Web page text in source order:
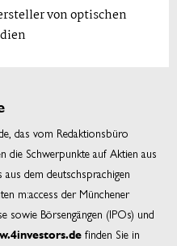
von optischen
das vom Redaktionsbüro
die Schwerpunkte auf Aktien aus
dem deutschsprachigen
m:access der Münchener
sowie Börsengängen (IPOs) und
finden Sie in